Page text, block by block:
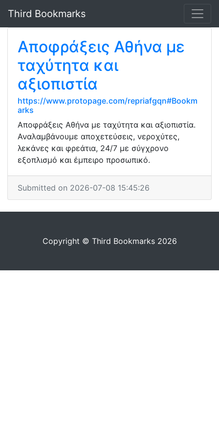
Third Bookmarks
Αποφράξεις Αθήνα με
ταχύτητα και
αξιοπιστία
https://www.protopage.com/repriafgqn#Bookm
arks
Αποφράξεις Αθήνα με ταχύτητα και αξιοπιστία.
Αναλαμβάνουμε αποχετεύσεις, νεροχύτες,
λεκάνες και φρεάτια, 24/7 με σύγχρονο
εξοπλισμό και έμπειρο προσωπικό.
Submitted on 2026-07-08 15:45:26
Copyright © Third Bookmarks 2026